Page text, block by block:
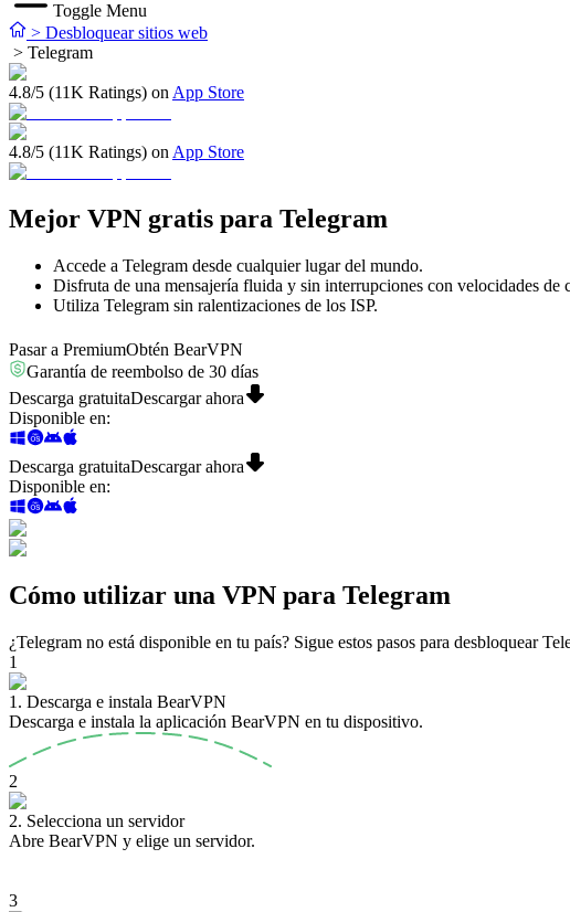
Toggle Menu
> Desbloquear sitios web
> Telegram
4.8/5 (11K Ratings) on App Store
4.8/5 (11K Ratings) on App Store
Mejor VPN gratis para Telegram
Accede a Telegram desde cualquier lugar del mundo.
Disfruta de una mensajería fluida y sin interrupciones con velocidades de
Utiliza Telegram sin ralentizaciones de los ISP.
Pasar a PremiumObtén BearVPN
Garantía de reembolso de 30 días
Descarga gratuitaDescargar ahora
Disponible en:
Descarga gratuitaDescargar ahora
Disponible en:
Cómo utilizar una VPN para Telegram
¿Telegram no está disponible en tu país? Sigue estos pasos para desbloquear
1
1. Descarga e instala BearVPN
Descarga e instala la aplicación BearVPN en tu dispositivo.
2
2. Selecciona un servidor
Abre BearVPN y elige un servidor.
3